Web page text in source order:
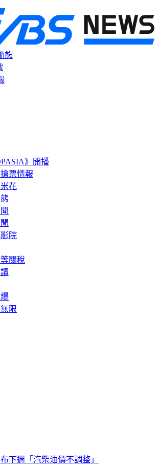
態
》開播
票情報
花
院
關稅
限
10縣市豪雨特報」下到明天 2地紅色警